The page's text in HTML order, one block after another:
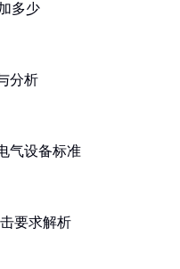
多少
分析
气设备标准
要求解析